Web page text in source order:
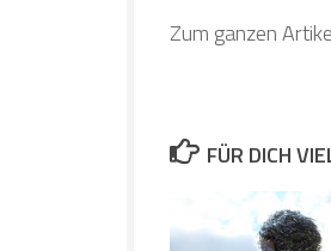
Zum ganzen
FÜR DICH